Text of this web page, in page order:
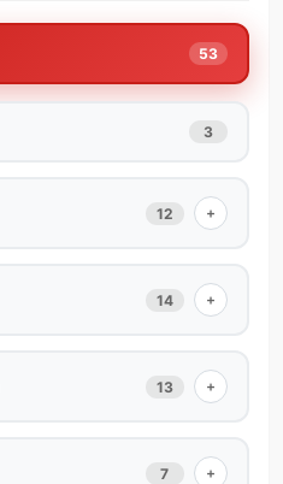
53
3
12 +
14 +
13 +
7 +